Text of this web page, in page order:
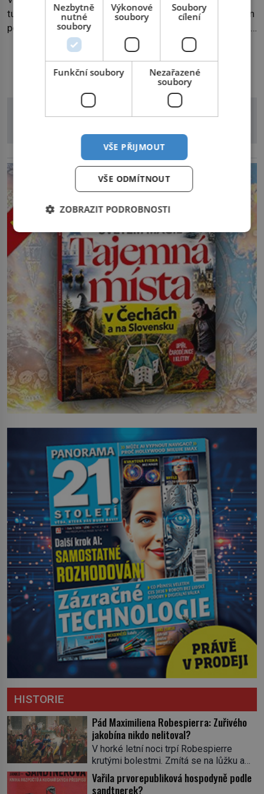
turistu působit jako idyla – žádné velké šelmy, možná jen
pozor na hady. Jenže také na jedovaté pavouky a štíry a
co už tuší málokdo, i na nenápadný keř se srdčitými listy.
přetrvává i týdny. Nenápadný tento […]
DALŠÍ ČLÁNKY Z RUBRIKY
reklama
HISTORIE
Pád Maximiliena Robespierra: Zuřivého
jakobína nikdo nelitoval?
V horké letní noci trpí Robespierre
krutými bolestmi. Zmítá se na lůžku a
hlavou mu víří kolotoč myšlenek. Když
se probere z mdlob, vzpomene si na
Vařila prvorepubliková hospodyně podle
sandtnerek?
Nezbytně
nutné
soubory
Výkonové
soubory
Soubory
cílení
Funkční soubory
Nezařazené
soubory
VŠE PŘIJMOUT
VŠE ODMÍTNOUT
ZOBRAZIT PODROBNOSTI